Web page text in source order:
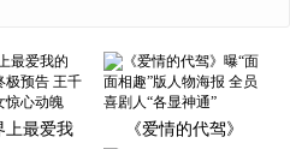
上最爱我 《爱情的代驾》